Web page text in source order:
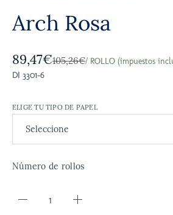
Arch Rosa
89,47€105,26€/ ROLLO (impuestos
DI 3301-6
ELIGE TU TIPO DE PAPEL
Número de rollos